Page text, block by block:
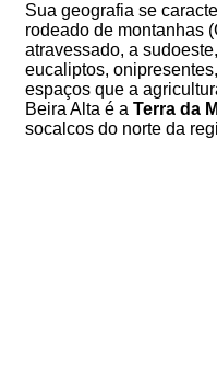
Sua geografia se
rodeado de montanhas
atravessado, a
eucaliptos,
espaços que a
Beira Alta é a Terra da
socalcos do norte da